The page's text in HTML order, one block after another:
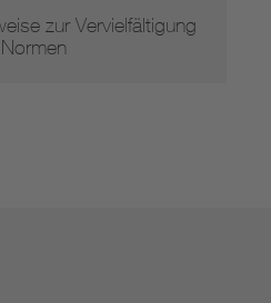
zur Vervielfältigung